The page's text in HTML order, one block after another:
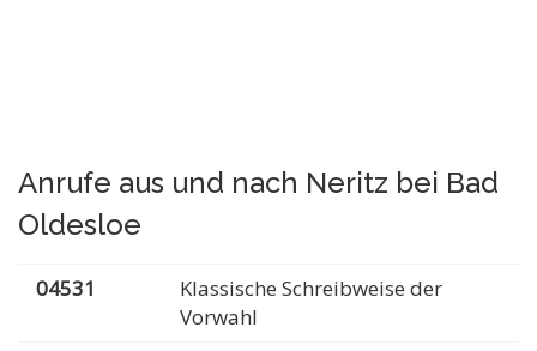
Anrufe aus und nach Neritz bei Bad
Oldesloe
04531
Klassische Schreibweise der
Vorwahl